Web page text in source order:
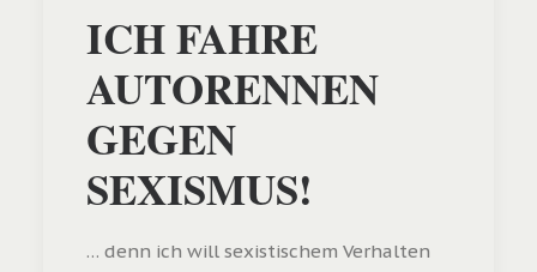
ICH FAHRE
AUTORENNEN
GEGEN
SEXISMUS!
… denn ich will sexistischem Verhalten